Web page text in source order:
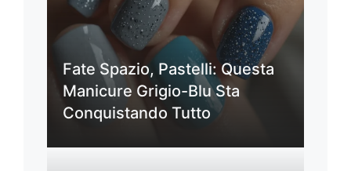
Fate Spazio, Pastelli: Questa
Manicure Grigio-Blu Sta
Conquistando Tutto